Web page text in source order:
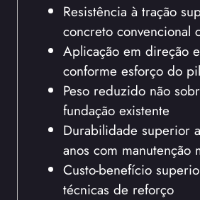
Resistência à tração
concreto convencional
Aplicação em direção
conforme esforço do
Peso reduzido não
fundação existente
Durabilidade superior
anos com manutenção
Custo-benefício
técnicas de reforço